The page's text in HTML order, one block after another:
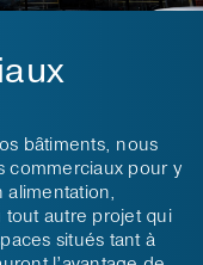
bâtiments, nous
commerciaux pour y
alimentation,
tout autre projet qui
situés tant à